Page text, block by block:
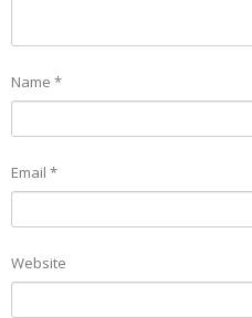
Name *
Email *
Website